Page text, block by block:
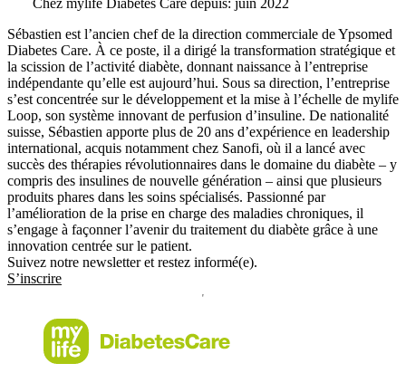
Chez mylife Diabetes Care depuis: juin 2022
Sébastien est l’ancien chef de la direction commerciale de Ypsomed
Diabetes Care. À ce poste, il a dirigé la transformation stratégique et
la scission de l’activité diabète, donnant naissance à l’entreprise
indépendante qu’elle est aujourd’hui. Sous sa direction, l’entreprise
s’est concentrée sur le développement et la mise à l’échelle de mylife
Loop, son système innovant de perfusion d’insuline. De nationalité
suisse, Sébastien apporte plus de 20 ans d’expérience en leadership
international, acquis notamment chez Sanofi, où il a lancé avec
succès des thérapies révolutionnaires dans le domaine du diabète – y
compris des insulines de nouvelle génération – ainsi que plusieurs
produits phares dans les soins spécialisés. Passionné par
l’amélioration de la prise en charge des maladies chroniques, il
s’engage à façonner l’avenir du traitement du diabète grâce à une
innovation centrée sur le patient.
Suivez notre newsletter et restez informé(e).
S’inscrire